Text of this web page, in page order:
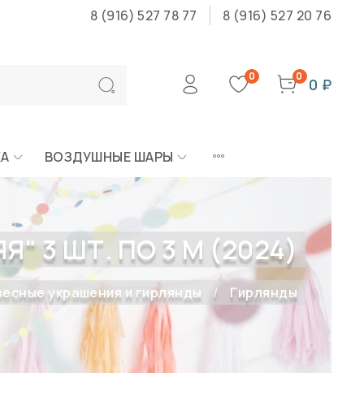
8 (916) 527 78 77 8 (916) 527 20 76
0 0 0 ₽
ВОЗДУШНЫЕ ШАРЫ
3 ШТ. ПО 3 М (2024)
украшения и гирлянды Гирлянды